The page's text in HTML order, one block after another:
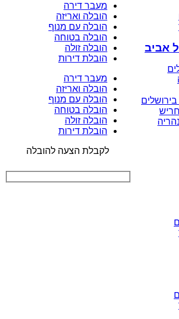
אביב
בירושלים
מעבר דירה
הובלה ואריזה
הובלה עם מנוף
הובלה בטוחה
הובלה זולה
הובלת דירות
מעבר דירה
הובלה ואריזה
הובלה עם מנוף
הובלה בטוחה
הובלה זולה
הובלת דירות
לקבלת הצעה להובלה